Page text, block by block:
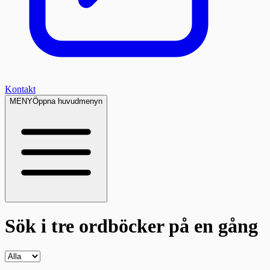
Kontakt
MENYÖppna huvudmenyn
Sök i tre ordböckerpå en gång